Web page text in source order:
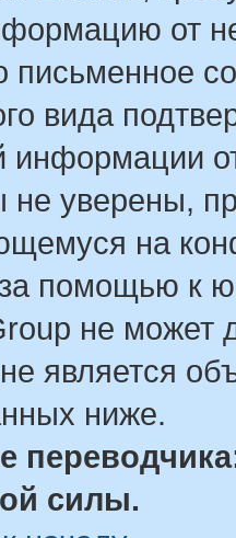
от
письменное
вида
информации
не уверены,
на
помощью к
не может
является
ниже.
силы.